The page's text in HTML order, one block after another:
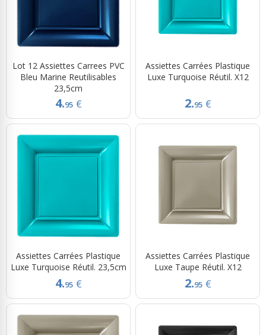
Lot 12 Assiettes Carrees PVC
Bleu Marine Reutilisables
23,5cm
4.95 €
Assiettes Carrées Plastique
Luxe Turquoise Réutil. X12
2.95 €
Assiettes Carrées Plastique
Luxe Turquoise Réutil. 23,5cm
4.95 €
Assiettes Carrées Plastique
Luxe Taupe Réutil. X12
2.95 €